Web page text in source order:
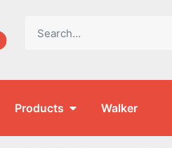
Products Walker